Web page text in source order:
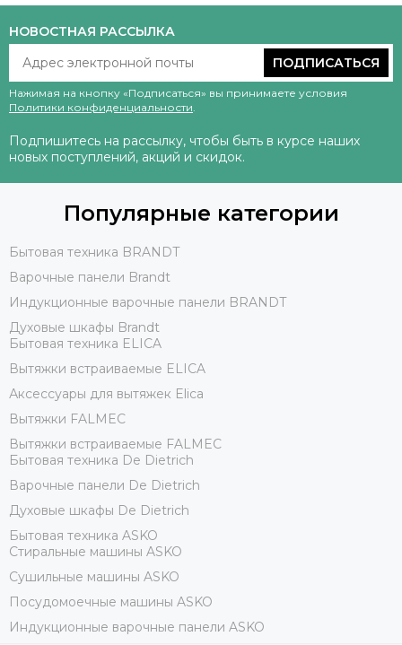
НОВОСТНАЯ РАССЫЛКА
ПОДПИСАТЬСЯ
Нажимая на кнопку «Подписаться» вы принимаете условия
Политики конфиденциальности.
Подпишитесь на рассылку, чтобы быть в курсе наших
новых поступлений, акций и скидок.
Популярные категории
Бытовая техника BRANDT
Варочные панели Brandt
Индукционные варочные панели BRANDT
Духовые шкафы Brandt
Бытовая техника ELICA
Вытяжки встраиваемые ELICA
Аксессуары для вытяжек Elica
Вытяжки FALMEC
Вытяжки встраиваемые FALMEC
Бытовая техника De Dietrich
Варочные панели De Dietrich
Духовые шкафы De Dietrich
Бытовая техника ASKO
Стиральные машины ASKO
Сушильные машины ASKO
Посудомоечные машины ASKO
Индукционные варочные панели ASKO